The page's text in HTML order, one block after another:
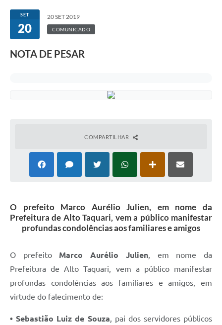
SET
20
20 SET 2019
COMUNICADO
NOTA DE PESAR
COMPARTILHAR
O prefeito Marco Aurélio Julien, em nome da
Prefeitura de Alto Taquari, vem a público manifestar
profundas condolências aos familiares e amigos
O prefeito Marco Aurélio Julien, em nome da
Prefeitura de Alto Taquari, vem a público manifestar
profundas condolências aos familiares e amigos, em
virtude do falecimento de:
• Sebastião Luiz de Souza, pai dos servidores públicos